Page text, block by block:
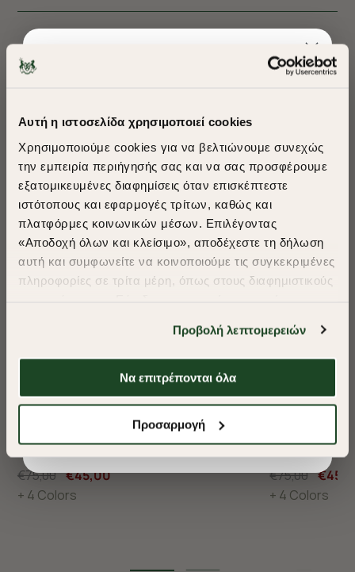
Αυτή η ιστοσελίδα χρησιμοποιεί cookies
Χρησιμοποιούμε cookies για να βελτιώνουμε συνεχώς
την εμπειρία περιήγησής σας και να σας προσφέρουμε
εξατομικευμένες διαφημίσεις όταν επισκέπτεστε
ιστότοπους και εφαρμογές τρίτων, καθώς και
πλατφόρμες κοινωνικών μέσων. Επιλέγοντας
«Αποδοχή όλων και κλείσιμο», αποδέχεστε τη δήλωση
αυτή και συμφωνείτε να κοινοποιούμε τις συγκεκριμένες
πληροφορίες σε τρίτα μέρη, όπως στους διαφημιστικούς
απαιτούμενα cookies» και θα περιοριστούμε
στα cookies και τις τεχνολογίες που είναι απολύτως
απαραίτητα για την ασφαλή απόδοση και
λειτουργικότητα της ιστοσελίδας μας. Ωστόσο, λάβετε
θα μπορούμε να συλλέξουμε πληροφορίες που θα
προσφέρουμε εξατομικευμένες υπηρεσίες και
διαφημίσεις. Για να προσαρμόσετε τις επιλογές σας ή
Προβολή λεπτομερειών
Να επιτρέπονται όλα
Προσαρμογή
ΠΡΟΤΕΙΝΟΥΜΕ ΓΙΑ ΕΣΑΣ
-40%
ΠΟΥΚΑΜΙΣΟ FIL A FIL REGULAR FIT
€75,00 €45,00
+ 4 Colors
-40%
€75,00
+ 4 Colors
​
A Season of Style
SUMMER SALE
Shop Now